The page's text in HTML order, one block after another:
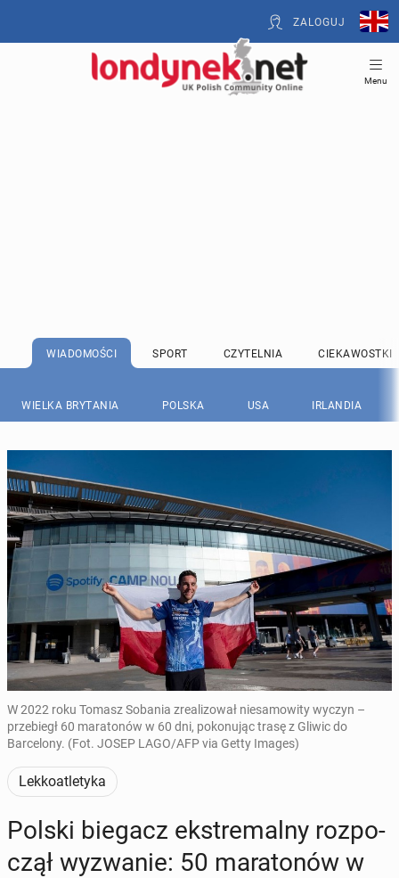
ZALOGUJ
Menu
WIADOMOŚCI SPORT CZYTELNIA CIEKAWOSTKI
WIELKA BRYTANIA POLSKA USA IRLANDIA
W 2022 roku Tomasz Sobania zrealizował niesamowity wyczyn –
przebiegł 60 maratonów w 60 dni, pokonując trasę z Gliwic do
Barcelony. (Fot. JOSEP LAGO/AFP via Getty Images)
Lekkoatletyka
Polski biegacz eks­tre­mal­ny roz­po­
czął wy­zwa­nie: 50 ma­ra­to­nów w